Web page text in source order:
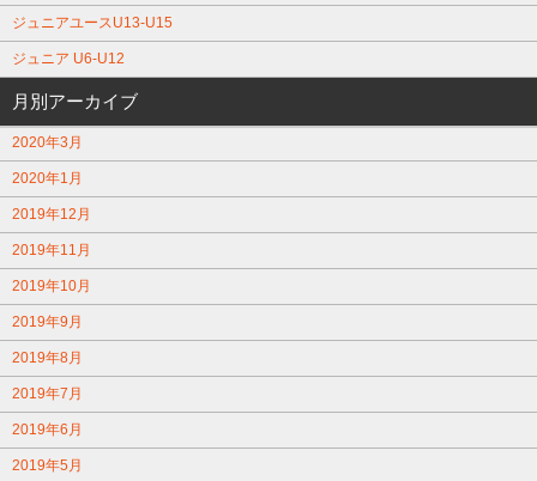
ジュニアユースU13-U15
ジュニア U6-U12
月別アーカイブ
2020年3月
2020年1月
2019年12月
2019年11月
2019年10月
2019年9月
2019年8月
2019年7月
2019年6月
2019年5月